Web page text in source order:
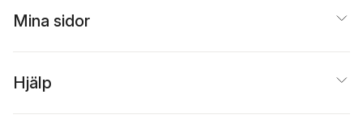
Mina sidor
Hjälp